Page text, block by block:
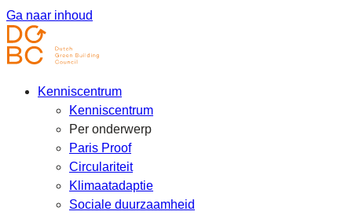
Ga naar inhoud
Kenniscentrum
Kenniscentrum
Per onderwerp
Paris Proof
Circulariteit
Klimaatadaptie
Sociale duurzaamheid